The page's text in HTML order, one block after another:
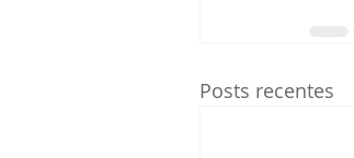
Posts recentes